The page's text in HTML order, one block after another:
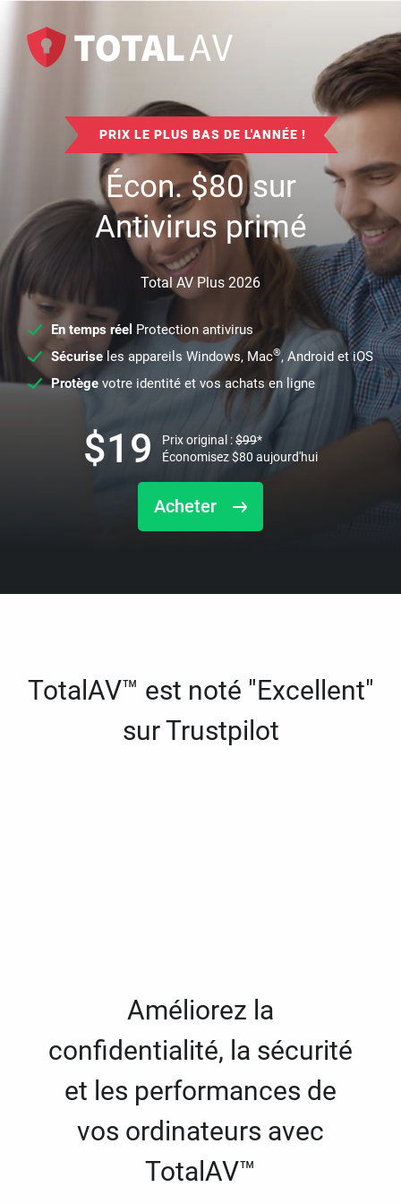
PRIX LE PLUS BAS DE L'ANNÉE !
Écon.$80sur
Antivirus primé
Total AV Plus 2026
En temps réel Protection antivirus
Sécuriseles appareils Windows, Mac®, Android et iOS
Protège votre identité et vos achats en ligne
Acheter
$19 Prix original :$99*
Économisez$80 aujourd'hui
TotalAV™ est noté "Excellent"
sur Trustpilot
Améliorez la
confidentialité, la sécurité
et les performances de
vos ordinateurs avec
TotalAV™